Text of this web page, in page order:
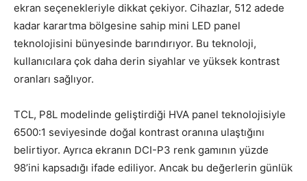
ekran seçenekleriyle dikkat çekiyor. Cihazlar, 512 adede
kadar karartma bölgesine sahip mini LED panel
teknolojisini bünyesinde barındırıyor. Bu teknoloji,
kullanıcılara çok daha derin siyahlar ve yüksek kontrast
oranları sağlıyor.
TCL, P8L modelinde geliştirdiği HVA panel teknolojisiyle
6500:1 seviyesinde doğal kontrast oranına ulaştığını
belirtiyor. Ayrıca ekranın DCI-P3 renk gamının yüzde
98’ini kapsadığı ifade ediliyor. Ancak bu değerlerin günlük